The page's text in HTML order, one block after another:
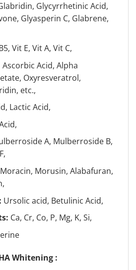
Glycyrrhetinic Acid,
Glyasperin C, Glabrene,
Vit E, Vit A, Vit C,
Ascorbic Acid, Alpha
Oxyresveratrol,
etc.,
Lactic Acid,
A, Mulberroside B,
Moracin, Morusin, Alabafuran,
Ursolic acid, Betulinic Acid,
Ca, Cr, Co, P, Mg, K, Si,
Whitening :